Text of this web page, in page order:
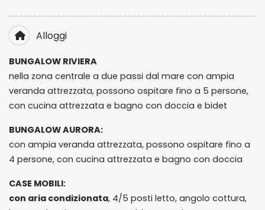
Alloggi
BUNGALOW RIVIERA
nella zona centrale a due passi dal mare con ampia
veranda attrezzata, possono ospitare fino a 5 persone,
con cucina attrezzata e bagno con doccia e bidet
BUNGALOW AURORA:
con ampia veranda attrezzata, possono ospitare fino a
4 persone, con cucina attrezzata e bagno con doccia
CASE MOBILI:
con aria condizionata, 4/5 posti letto, angolo cottura,